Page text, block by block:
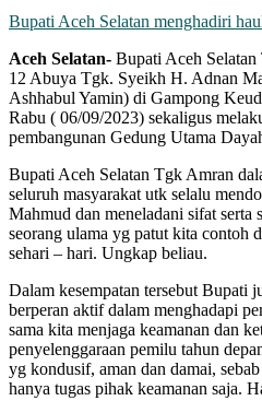
Bupati Aceh Selatan menghadiri
Aceh Selatan- Bupati Aceh
12 Abuya Tgk. Syeikh H. Adnan
Ashhabul Yamin) di Gampong
Rabu ( 06/09/2023) sekaligus
pembangunan Gedung Utama
Bupati Aceh Selatan Tgk Amran
seluruh masyarakat utk selalu
Mahmud dan meneladani sifat serta
seorang ulama yg patut kita contoh
sehari – hari. Ungkap beliau.
Dalam kesempatan tersebut Bupati
berperan aktif dalam menghadapi
sama kita menjaga keamanan dan
penyelenggaraan pemilu tahun
yg kondusif, aman dan damai,
hanya tugas pihak keamanan saja.